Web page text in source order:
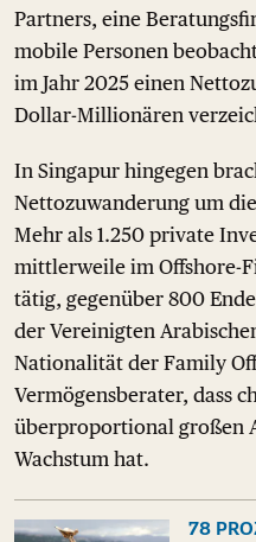
Partners, eine
mobile Personen
im Jahr 2025 einen
Dollar-Millionären
In Singapur hingegen
Nettozuwanderung um
Mehr als 1.250 private
mittlerweile im Offshore-
tätig, gegenüber 800
der Vereinigten
Nationalität der Family
Vermögensberater, dass
überproportional großen
Wachstum hat.
78